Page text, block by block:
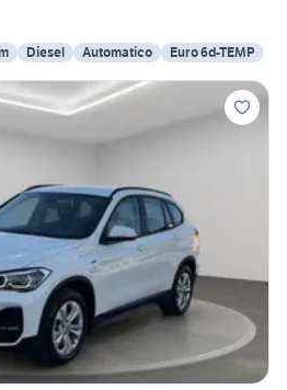
Diesel Automatico Euro 6d-TEMP